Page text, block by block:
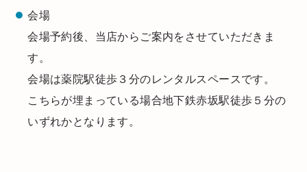
会場
会場予約後、当店からご案内をさせていただきま
す。
会場は薬院駅徒歩３分のレンタルスペースです。
こちらが埋まっている場合地下鉄赤坂駅徒歩５分の
いずれかとなります。